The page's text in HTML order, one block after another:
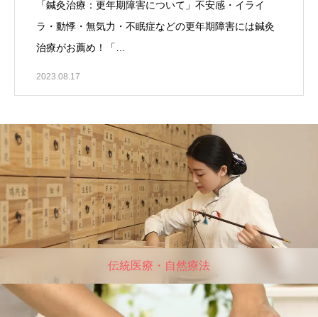
「鍼灸治療：更年期障害について」不安感・イライ
ラ・動悸・無気力・不眠症などの更年期障害には鍼灸
治療がお薦め！「…
2023.08.17
伝統医療・自然療法